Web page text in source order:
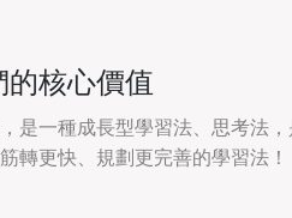
核心價值
是一種成長型學習法、思考法
轉更快、規劃更完善的學習法